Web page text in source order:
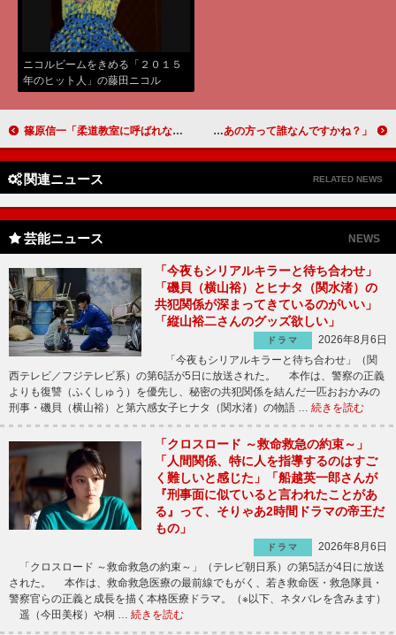
ニコルビームをきめる「２０１５
年のヒット人」の藤田ニコル
篠原信一「柔道教室に呼ばれなくなった」 「柔道着は皮膚がこすれて痛い」 尾上松也、交際質問はぐらかす 「あの方って誰なんですかね？」
関連ニュース RELATED NEWS
芸能ニュース NEWS
「今夜もシリアルキラーと待ち合わせ」
「磯貝（横山裕）とヒナタ（関水渚）の
共犯関係が深まってきているのがいい」
「縦山裕二さんのグッズ欲しい」
ドラマ
2026年8月6日
「今夜もシリアルキラーと待ち合わせ」（関
西テレビ／フジテレビ系）の第6話が5日に放送された。 本作は、警察の正義
よりも復讐（ふくしゅう）を優先し、秘密の共犯関係を結んだ一匹おおかみの
刑事・磯貝（横山裕）と第六感女子ヒナタ（関水渚）の物語 … 続きを読む
「クロスロード ～救命救急の約束～」
「人間関係、特に人を指導するのはすご
く難しいと感じた」「船越英一郎さんが
『刑事面に似ていると言われたことがあ
る』って、そりゃあ2時間ドラマの帝王だ
もの」
ドラマ
2026年8月6日
「クロスロード ～救命救急の約束～」（テレビ朝日系）の第5話が4日に放送
された。 本作は、救命救急医療の最前線でもがく、若き救命医・救急隊員・
警察官らの正義と成長を描く本格医療ドラマ。（※以下、ネタバレを含みます）
遥（今田美桜）や桐 … 続きを読む